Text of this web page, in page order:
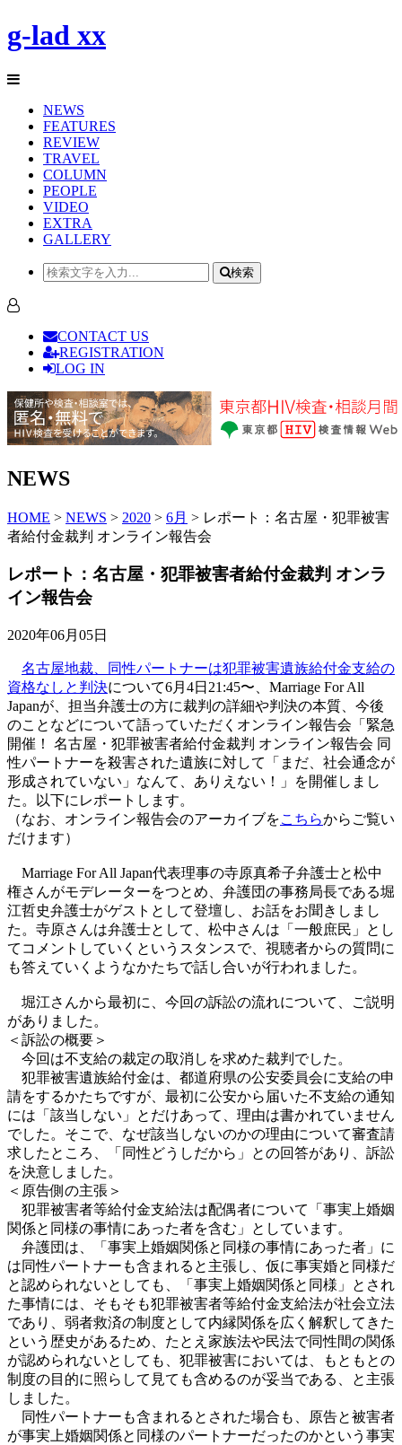
g-lad xx
NEWS
FEATURES
REVIEW
TRAVEL
COLUMN
PEOPLE
VIDEO
EXTRA
GALLERY
検索
CONTACT US
REGISTRATION
LOG IN
NEWS
HOME > NEWS > 2020 > 6月 > レポート：名古屋・犯罪被害
者給付金裁判 オンライン報告会
レポート：名古屋・犯罪被害者給付金裁判 オンラ
イン報告会
2020年06月05日
名古屋地裁、同性パートナーは犯罪被害遺族給付金支給の
資格なしと判決について6月4日21:45〜、Marriage For All
Japanが、担当弁護士の方に裁判の詳細や判決の本質、今後
のことなどについて語っていただくオンライン報告会「緊急
開催！ 名古屋・犯罪被害者給付金裁判 オンライン報告会 同
性パートナーを殺害された遺族に対して「まだ、社会通念が
形成されていない」なんて、ありえない！」を開催しまし
た。以下にレポートします。
（なお、オンライン報告会のアーカイブをこちらからご覧い
だけます）
Marriage For All Japan代表理事の寺原真希子弁護士と松中
権さんがモデレーターをつとめ、弁護団の事務局長である堀
江哲史弁護士がゲストとして登壇し、お話をお聞きしまし
た。寺原さんは弁護士として、松中さんは「一般庶民」とし
てコメントしていくというスタンスで、視聴者からの質問に
も答えていくようなかたちで話し合いが行われました。
堀江さんから最初に、今回の訴訟の流れについて、ご説明
がありました。
＜訴訟の概要＞
今回は不支給の裁定の取消しを求めた裁判でした。
犯罪被害遺族給付金は、都道府県の公安委員会に支給の申
請をするかたちですが、最初に公安から届いた不支給の通知
には「該当しない」とだけあって、理由は書かれていません
でした。そこで、なぜ該当しないのかの理由について審査請
求したところ、「同性どうしだから」との回答があり、訴訟
を決意しました。
＜原告側の主張＞
犯罪被害者等給付金支給法は配偶者について「事実上婚姻
関係と同様の事情にあった者を含む」としています。
弁護団は、「事実上婚姻関係と同様の事情にあった者」に
は同性パートナーも含まれると主張し、仮に事実婚と同様だ
と認められないとしても、「事実上婚姻関係と同様」とされ
た事情には、そもそも犯罪被害者等給付金支給法が社会立法
であり、弱者救済の制度として内縁関係を広く解釈してきた
という歴史があるため、たとえ家族法や民法で同性間の関係
が認められないとしても、犯罪被害においては、もともとの
制度の目的に照らして見ても含めるのが妥当である、と主張
しました。
同性パートナーも含まれるとされた場合も、原告と被害者
が事実上婚姻関係と同様のパートナーだったのかという事実